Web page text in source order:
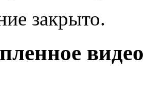
закрыто.
видео